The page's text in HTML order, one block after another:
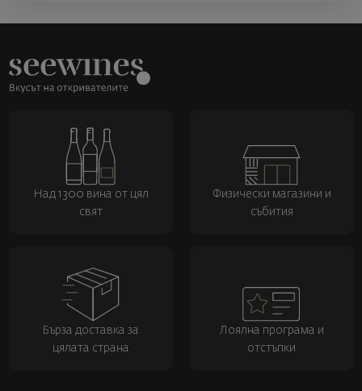
Над 1300 вина от цял
свят
Физически магазини и
събития
Бърза доставка за
цялата страна
Лоялна програма и
отстъпки